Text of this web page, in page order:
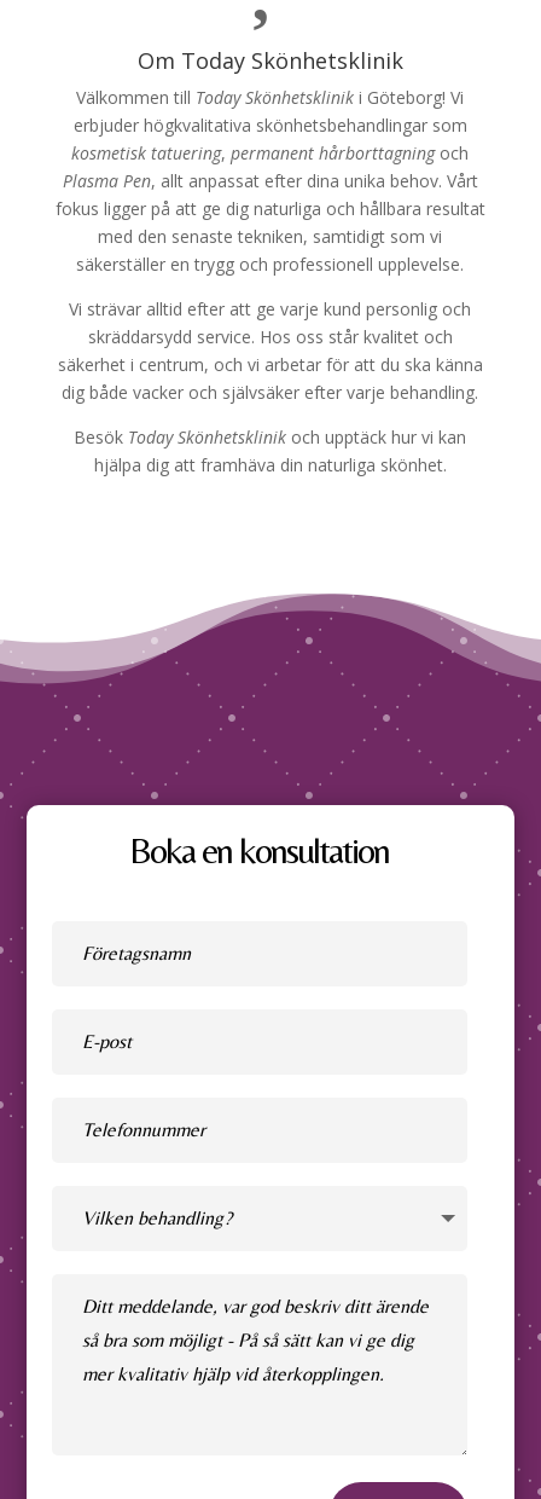
Om Today Skönhetsklinik
Välkommen till Today Skönhetsklinik i Göteborg! Vi
erbjuder högkvalitativa skönhetsbehandlingar som
kosmetisk tatuering,permanent hårborttagningoch
Plasma Pen, allt anpassat efter dina unika behov. Vårt
fokus ligger på att ge dig naturliga och hållbara resultat
med den senaste tekniken, samtidigt som vi
säkerställer en trygg och professionell upplevelse.
Vi strävar alltid efter att ge varje kund personlig och
skräddarsydd service. Hos oss står kvalitet och
säkerhet i centrum, och vi arbetar för att du ska känna
dig både vacker och självsäker efter varje behandling.
Besök Today Skönhetsklinik och upptäck hur vi kan
hjälpa dig att framhäva din naturliga skönhet.
Boka en konsultation